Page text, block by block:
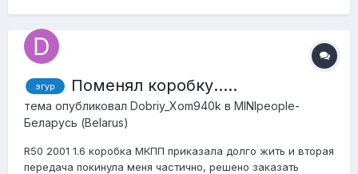
эгур Поменял коробку…..
тема опубликовал Dobriy_Xom940k в MINIpeople-
Беларусь (Belarus)
R50 2001 1.6 коробка МКПП приказала долго жить и вторая
передача покинула меня частично, решено заказать